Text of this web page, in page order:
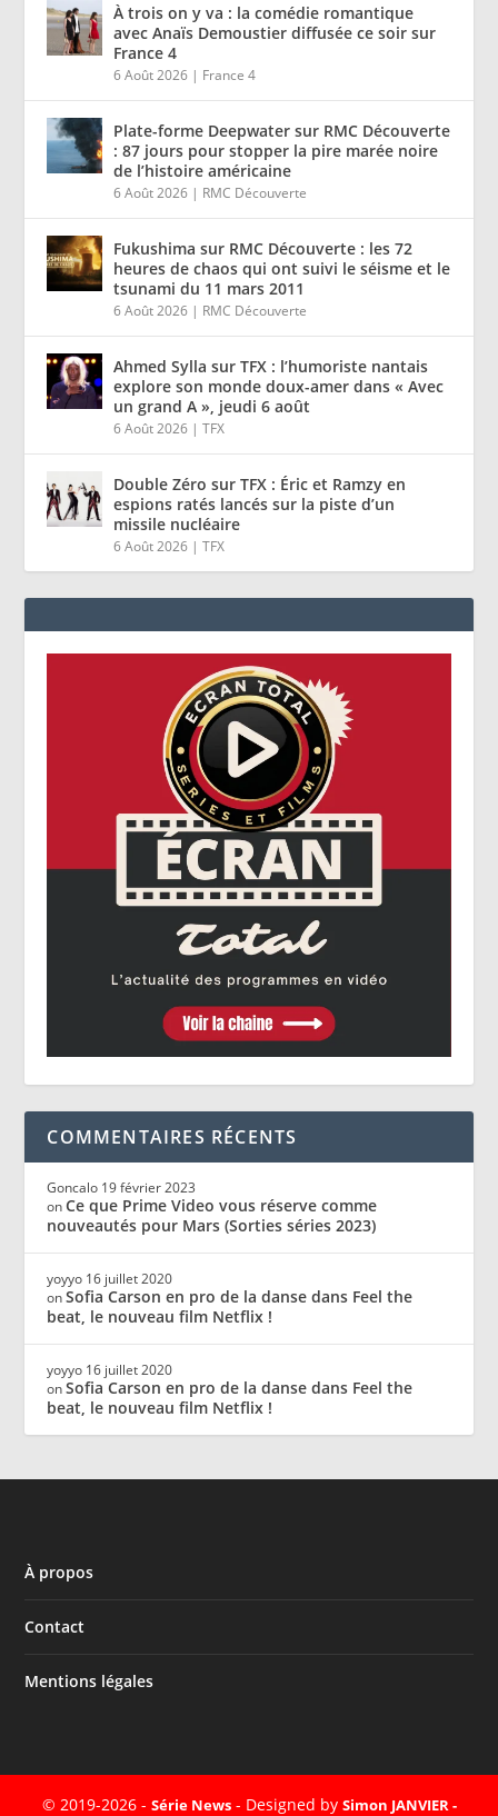
À trois on y va : la comédie romantique
avec Anaïs Demoustier diffusée ce soir sur
France 4
6 Août 2026 | France 4
Plate-forme Deepwater sur RMC Découverte
: 87 jours pour stopper la pire marée noire
de l’histoire américaine
6 Août 2026 | RMC Découverte
Fukushima sur RMC Découverte : les 72
heures de chaos qui ont suivi le séisme et le
tsunami du 11 mars 2011
6 Août 2026 | RMC Découverte
Ahmed Sylla sur TFX : l’humoriste nantais
explore son monde doux-amer dans « Avec
un grand A », jeudi 6 août
6 Août 2026 |TFX
Double Zéro sur TFX : Éric et Ramzy en
espions ratés lancés sur la piste d’un
missile nucléaire
6 Août 2026 |TFX
COMMENTAIRES RÉCENTS
Goncalo 19 février 2023
onCe que Prime Video vous réserve comme
nouveautés pour Mars (Sorties séries 2023)
yoyyo 16 juillet 2020
onSofia Carson en pro de la danse dans Feel the
beat, le nouveau film Netflix !
yoyyo 16 juillet 2020
onSofia Carson en pro de la danse dans Feel the
beat, le nouveau film Netflix !
À propos
Contact
Mentions légales
© 2019-2026 - Série News- Designed by Simon JANVIER -